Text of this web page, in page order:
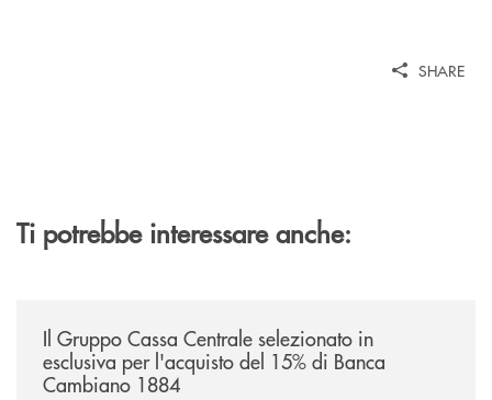
SHARE
Ti potrebbe interessare anche:
Il Gruppo Cassa Centrale selezionato in
esclusiva per l'acquisto del 15% di Banca
Cambiano 1884